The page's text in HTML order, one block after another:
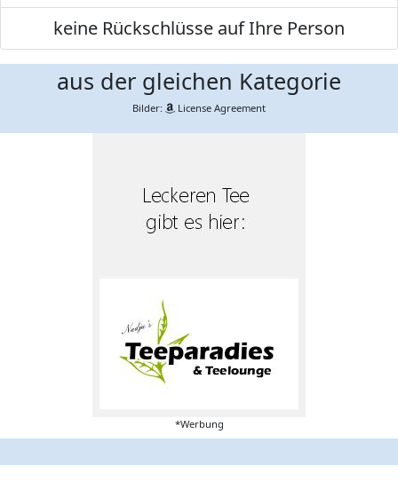
keine Rückschlüsse auf Ihre Person
aus der gleichen Kategorie
Bilder: License Agreement
*Werbung